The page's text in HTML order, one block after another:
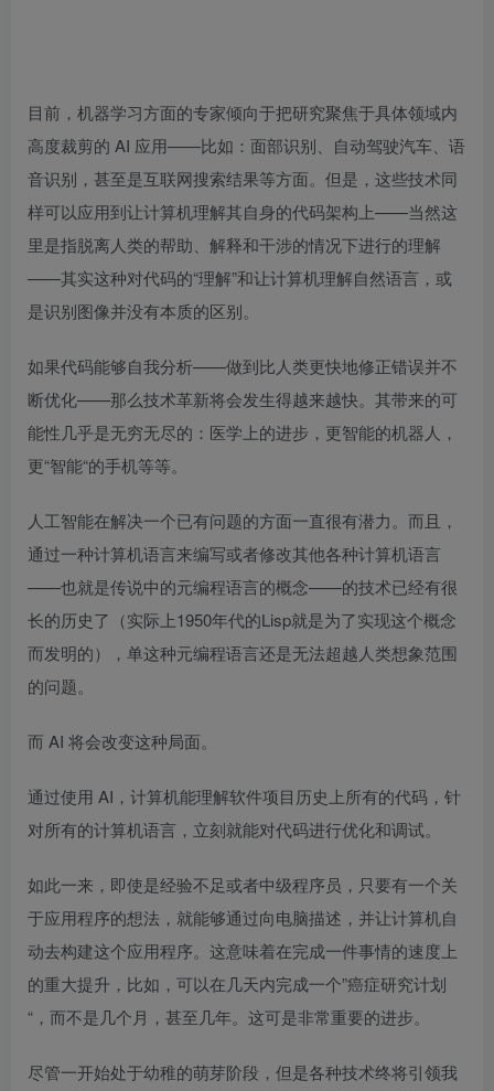
目前，机器学习方面的专家倾向于把研究聚焦于具体领域内
高度裁剪的 AI 应用——比如：面部识别、自动驾驶汽车、语
音识别，甚至是互联网搜索结果等方面。但是，这些技术同
样可以应用到让计算机理解其自身的代码架构上——当然这
里是指脱离人类的帮助、解释和干涉的情况下进行的理解
——其实这种对代码的“理解”和让计算机理解自然语言，或
是识别图像并没有本质的区别。
如果代码能够自我分析——做到比人类更快地修正错误并不
断优化——那么技术革新将会发生得越来越快。其带来的可
能性几乎是无穷无尽的：医学上的进步，更智能的机器人，
更“智能“的手机等等。
人工智能在解决一个已有问题的方面一直很有潜力。而且，
通过一种计算机语言来编写或者修改其他各种计算机语言
——也就是传说中的元编程语言的概念——的技术已经有很
长的历史了（实际上1950年代的Lisp就是为了实现这个概念
而发明的），单这种元编程语言还是无法超越人类想象范围
的问题。
而 AI 将会改变这种局面。
通过使用 AI，计算机能理解软件项目历史上所有的代码，针
对所有的计算机语言，立刻就能对代码进行优化和调试。
如此一来，即使是经验不足或者中级程序员，只要有一个关
于应用程序的想法，就能够通过向电脑描述，并让计算机自
动去构建这个应用程序。这意味着在完成一件事情的速度上
的重大提升，比如，可以在几天内完成一个”癌症研究计划
“，而不是几个月，甚至几年。这可是非常重要的进步。
尽管一开始处于幼稚的萌芽阶段，但是各种技术终将引领我